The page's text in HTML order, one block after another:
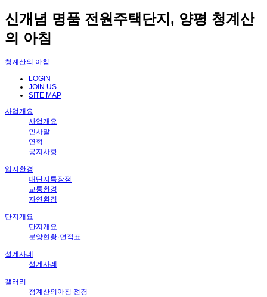
신개념 명품 전원주택단지, 양평 청계산
의 아침
청계산의 아침
LOGIN
JOIN US
SITE MAP
사업개요
사업개요
인사말
연혁
공지사항
입지환경
대단지특장점
교통환경
자연환경
단지개요
단지개요
분양현황·면적표
설계사례
설계사례
갤러리
청계산의아침 전경